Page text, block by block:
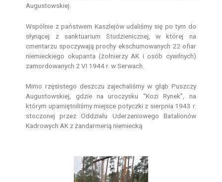
Augustowskiej.
Wspólnie z państwem Kaszlejów udaliśmy się po tym do
słynącej z sanktuarium Studzienicznej, w której na
cmentarzu spoczywają prochy ekschumowanych 22 ofiar
niemieckiego okupanta (żołnierzy AK i osób cywilnych)
zamordowanych 2 VI 1944 r. w Serwach.
Mimo rzęsistego deszczu zajechaliśmy w głąb Puszczy
Augustowskiej, gdzie na uroczysku “Kozi Rynek”, na
którym upamiętniliśmy miejsce potyczki z sierpnia 1943 r.
stoczonej przez Oddziału Uderzeniowego Batalionów
Kadrowych AK z żandarmerią niemiecką